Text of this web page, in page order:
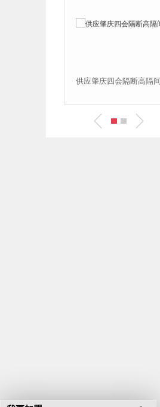
应肇庆四会隔断高隔间 佛山玻璃隔断